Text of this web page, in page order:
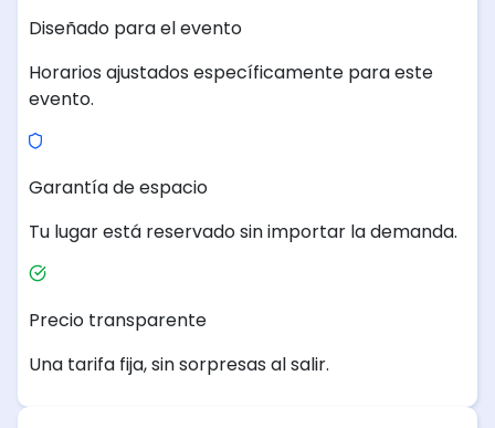
Diseñado para el evento
Horarios ajustados específicamente para este
evento.
Garantía de espacio
Tu lugar está reservado sin importar la demanda.
Precio transparente
Una tarifa fija, sin sorpresas al salir.